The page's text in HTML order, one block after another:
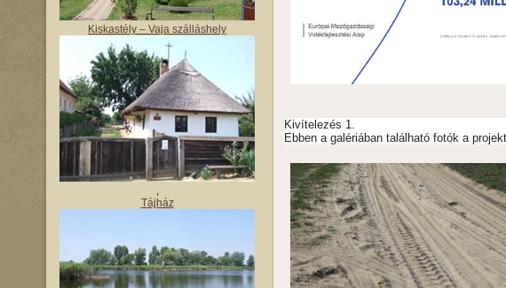
Kiskastély – Vaja szálláshely
,
Tájház
Kivítelezés 1.
Ebben a galériában található fotók a